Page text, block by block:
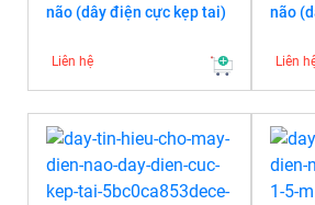
não (dây điện cực kẹp tai)
Liên hệ
não
Liên